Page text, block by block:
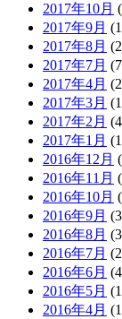
2017年10月
2017年9月
2017年8月
2017年7月
2017年4月
2017年3月
2017年2月
2017年1月
2016年12月
2016年11月
2016年10月
2016年9月
2016年8月
2016年7月
2016年6月
2016年5月
2016年4月